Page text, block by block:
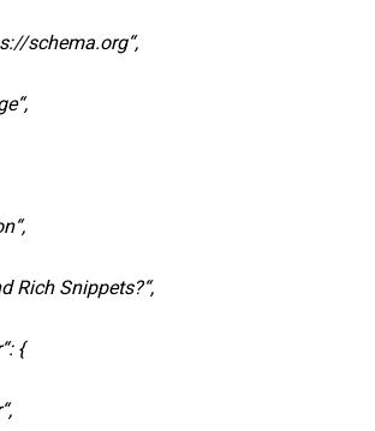
schema.org“,
Rich Snippets?“,
{